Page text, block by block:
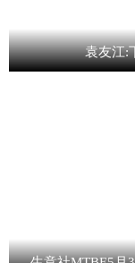
袁友江: